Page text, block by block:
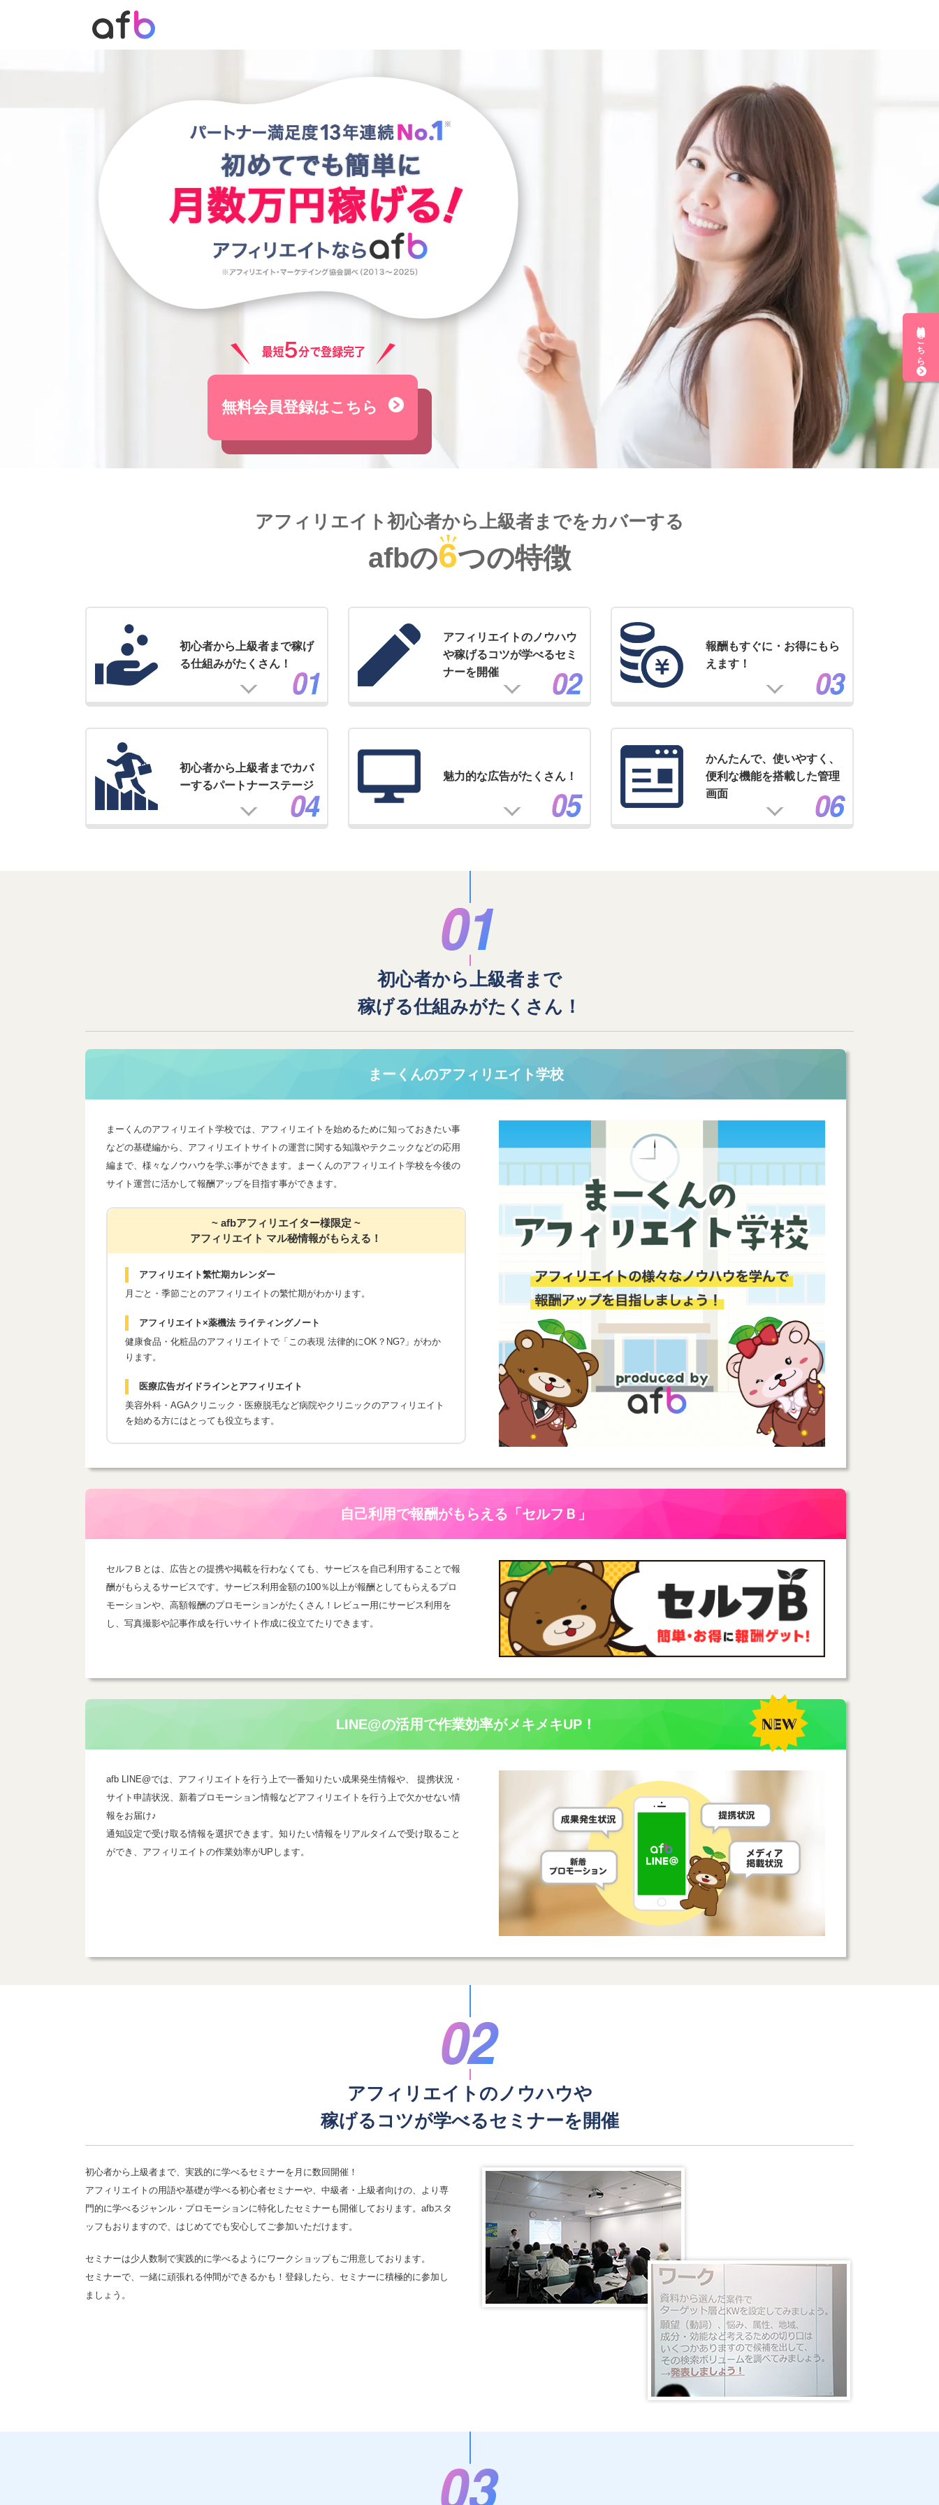
無料会員登録はこちら
無料会員登録はこちら
アフィリエイト初心者から上級者までをカバーする
afbの6つの特徴
初心者から上級者まで稼げ
る仕組みがたくさん！
アフィリエイトのノウハウ
や稼げるコツが学べるセミ
ナーを開催
報酬もすぐに・お得にもら
えます！
初心者から上級者までカバ
ーするパートナーステージ
魅力的な広告がたくさん！
かんたんで、使いやすく、
便利な機能を搭載した管理
画面
初心者から上級者まで
稼げる仕組みがたくさん！
まーくんのアフィリエイト学校
まーくんのアフィリエイト学校では、アフィリエイトを始めるために知っておきたい事
などの基礎編から、アフィリエイトサイトの運営に関する知識やテクニックなどの応用
編まで、様々なノウハウを学ぶ事ができます。まーくんのアフィリエイト学校を今後の
サイト運営に活かして報酬アップを目指す事ができます。
~ afbアフィリエイター様限定 ~
アフィリエイト マル秘情報がもらえる！
アフィリエイト繁忙期カレンダー
月ごと・季節ごとのアフィリエイトの繁忙期がわかります。
アフィリエイト×薬機法 ライティングノート
健康食品・化粧品のアフィリエイトで「この表現 法律的にOK？NG?」がわか
ります。
医療広告ガイドラインとアフィリエイト
美容外科・AGAクリニック・医療脱毛など病院やクリニックのアフィリエイト
を始める方にはとっても役立ちます。
自己利用で報酬がもらえる 「セルフＢ」
セルフＢとは、広告との提携や掲載を行わなくても、サービスを自己利用することで報
酬がもらえるサービスです。サービス利用金額の100％以上が報酬としてもらえるプロ
モーションや、高額報酬のプロモーションがたくさん！レビュー用にサービス利用を
し、写真撮影や記事作成を行いサイト作成に役立てたりできます。
LINE@の活用で作業効率がメキメキUP！
afb LINE@では、アフィリエイトを行う上で一番知りたい成果発生情報や、 提携状況・
サイト申請状況、新着プロモーション情報などアフィリエイトを行う上で欠かせない情
報をお届け♪
通知設定で受け取る情報を選択できます。知りたい情報をリアルタイムで受け取ること
ができ、アフィリエイトの作業効率がUPします。
アフィリエイトのノウハウや
稼げるコツが学べるセミナーを開催
初心者から上級者まで、実践的に学べるセミナーを月に数回開催！
アフィリエイトの用語や基礎が学べる初心者セミナーや、中級者・上級者向けの、より専
門的に学べるジャンル・プロモーションに特化したセミナーも開催しております。afbスタ
ッフもおりますので、はじめてでも安心してご参加いただけます。
セミナーは少人数制で実践的に学べるようにワークショップもご用意しております。
セミナーで、一緒に頑張れる仲間ができるかも！登録したら、セミナーに積極的に参加し
ましょう。